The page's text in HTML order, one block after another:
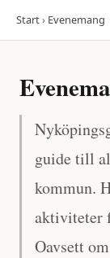
Start› Evenemang
guide till
kommun.
aktiviteter
Oavsett